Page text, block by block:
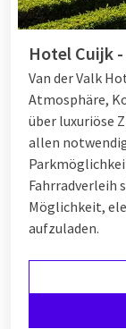
Hotel Cuijk
Van der Valk
Atmosphäre,
über luxuriöse
allen
Fahrradverleih
Möglichkeit,
aufzuladen.